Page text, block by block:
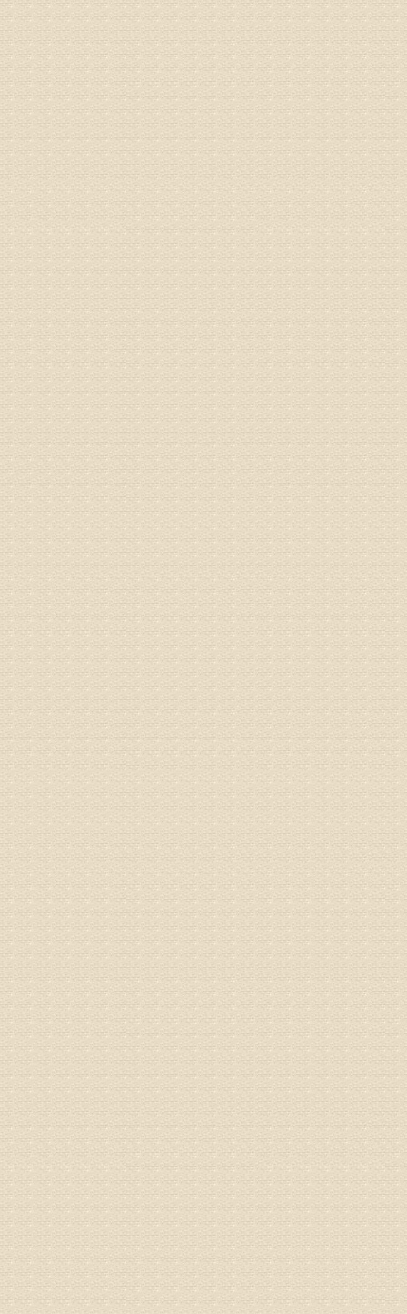
姓名：
病情描
专家回
先需要
同时，
突出的
姓名：
病情描
病情描
专家回
治疗方
由于我
姓名：
专家回
孙主任
姓名：
病情描
建议带
姓名
病情描
专家回
治疗方
姓名：
来诊请
姓名：
病情描
的放射
姓名：
疗，具
姓名：
病情描